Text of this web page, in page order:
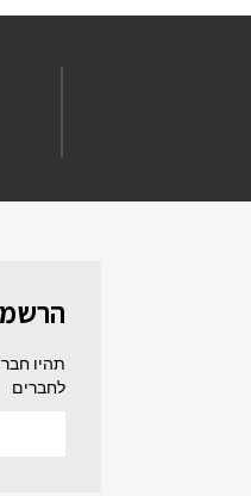
תהיו
לחברים